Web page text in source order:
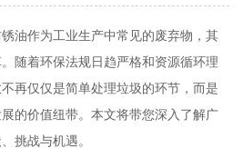
油作为工业生产中常见的废弃物，其
随着环保法规日趋严格和资源循环理
再仅仅是简单处理垃圾的环节，而是
的价值纽带。本文将带您深入了解广
挑战与机遇。